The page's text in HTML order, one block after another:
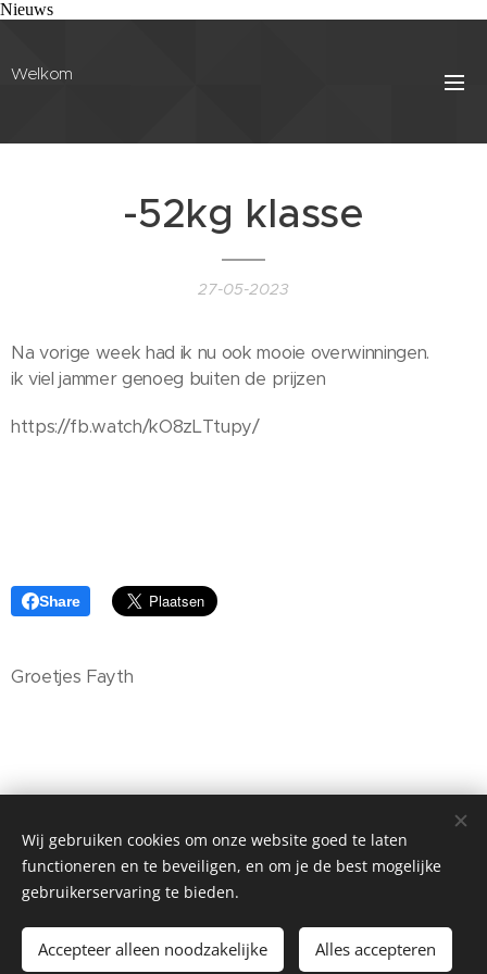
Nieuws
Welkom
-52kg klasse
27-05-2023
Na vorige week had ik nu ook mooie overwinningen.
ik viel jammer genoeg buiten de prijzen
https://fb.watch/kO8zLTtupy/
Share
Groetjes Fayth
Talen
Wij gebruiken cookies om onze website goed te laten
functioneren en te beveiligen, en om je de best mogelijke
gebruikerservaring te bieden.
Accepteer alleen noodzakelijke Alles accepteren